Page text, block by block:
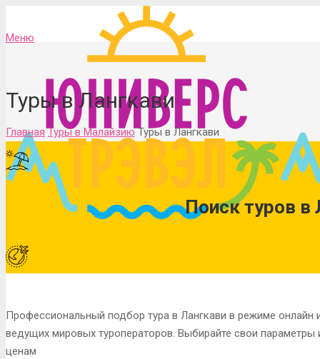
Меню
Туры в Лангкави
Главная Туры в Малайзию Туры в Лангкави
Поиск туров в
Профессиональный подбор тура в Лангкави в режиме
ведущих мировых туроператоров. Выбирайте свои
ценам